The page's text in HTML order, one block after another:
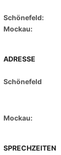
Schönefeld:
Mockau:
ADRESSE
Schönefeld
Mockau:
SPRECHZEITEN